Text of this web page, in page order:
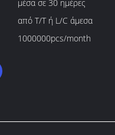
μέσα σε 30 ημέρες
από T/T ή L/C άμεσα
1000000pcs/month